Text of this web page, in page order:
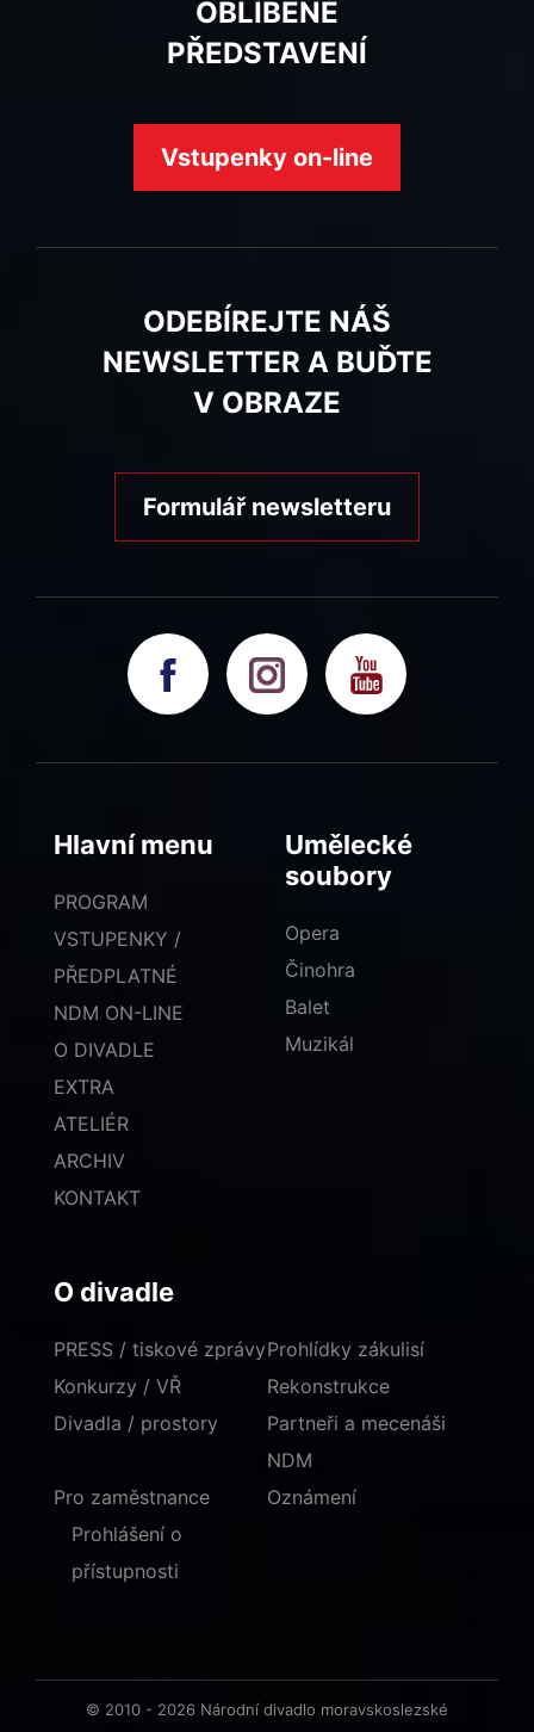
OBLÍBENÉ
PŘEDSTAVENÍ
Vstupenky on-line
ODEBÍREJTE NÁŠ
NEWSLETTER A BUĎTE
V OBRAZE
Formulář newsletteru
Hlavní menu
PROGRAM
VSTUPENKY /
PŘEDPLATNÉ
NDM ON-LINE
O DIVADLE
EXTRA
ATELIÉR
ARCHIV
KONTAKT
Umělecké
soubory
Opera
Činohra
Balet
Muzikál
O divadle
PRESS / tiskové zprávy
Konkurzy / VŘ
Divadla / prostory
Prohlídky zákulisí
Rekonstrukce
Partneři a mecenáši
NDM
Pro zaměstnance
Oznámení
Prohlášení o
přístupnosti
© 2010 - 2026 Národní divadlo moravskoslezské